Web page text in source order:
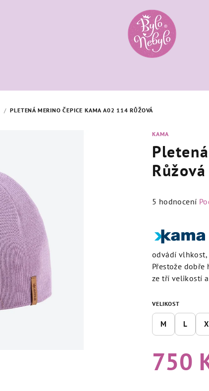
/ PLETENÁ MERINO ČEPICE KAMA A02 114 RŮŽOVÁ
KAMA
Růžová
Průměrné
je
z
5
hvězdiček.
5 hodnocení
odvádí vlhkost,
Přestože
ze tří velikostí
VELIKOST
M L
750